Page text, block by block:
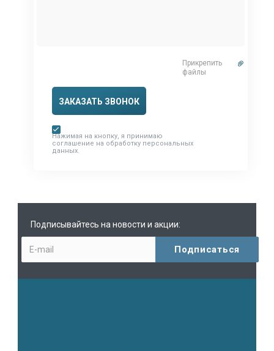
Прикрепить
файлы
ЗАКАЗАТЬ ЗВОНОК
Нажимая на кнопку, я принимаю
соглашение на обработку персональных
данных.
Подписывайтесь на новости и акции: